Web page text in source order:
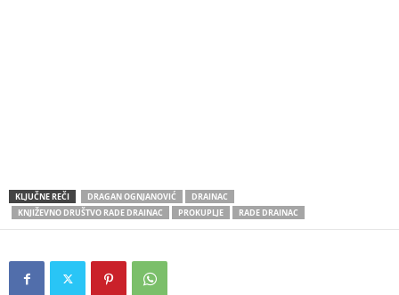
KLJUČNE REČI DRAGAN OGNJANOVIĆ
DRAINAC
KNJIŽEVNO DRUŠTVO RADE DRAINAC
PROKUPLJE RADE DRAINAC